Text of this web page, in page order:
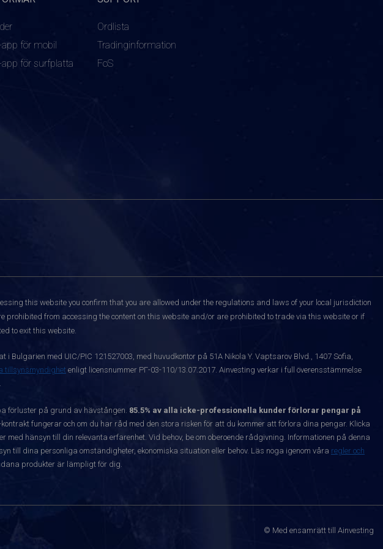
för mobil
för surfplatta
Ordlista
Tradinginformation
FoS
this website you confirm that you are allowed under the regulations and laws of your local jurisdiction
prohibited from accessing the content on this website and/or are prohibited to trade via this website or if
to exit this website.
Bulgarien med UIC/PIC 121527003, med huvudkontor på 51A Nikola Y. Vaptsarov Blvd., 1407 Sofia,
tillsynsmyndighet enligt licensnummer РГ-03-110/13.07.2017. Ainvesting verkar i full överensstämmelse
förluster på grund av hävstången. 85.5% av alla icke-professionella kunder förlorar pengar på
fungerar och om du har råd med den stora risken för att du kommer att förlora dina pengar. Klicka
hänsyn till din relevanta erfarenhet. Vid behov, be om oberoende rådgivning. Informationen på denna
till dina personliga omständigheter, ekonomiska situation eller behov. Läs noga igenom våra regler och
produkter är lämpligt för dig.
© Med ensamrätt till Ainvesting